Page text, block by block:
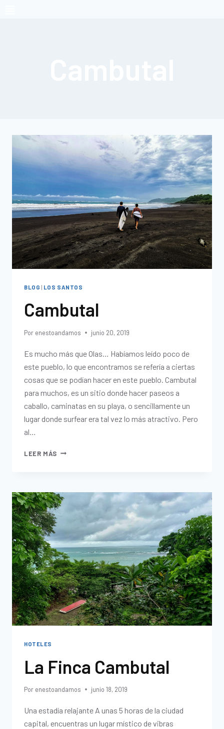
BLOG | LOS SANTOS
Cambutal
Por enestoandamos junio 20, 2019
Es mucho más que Olas… Habíamos leído poco de
este pueblo, lo que encontramos se refería a ciertas
cosas que se podían hacer en este pueblo. Cambutal
para muchos, es un sitio donde hacer paseos a
caballo, caminatas en su playa, o sencillamente un
lugar donde surfear era tal vez lo más atractivo. Pero
al…
LEER MÁS
HOTELES
La Finca Cambutal
Por enestoandamos junio 18, 2019
Una estadía relajante A unas 5 horas de la ciudad
capital, encuentras un lugar místico de vibras